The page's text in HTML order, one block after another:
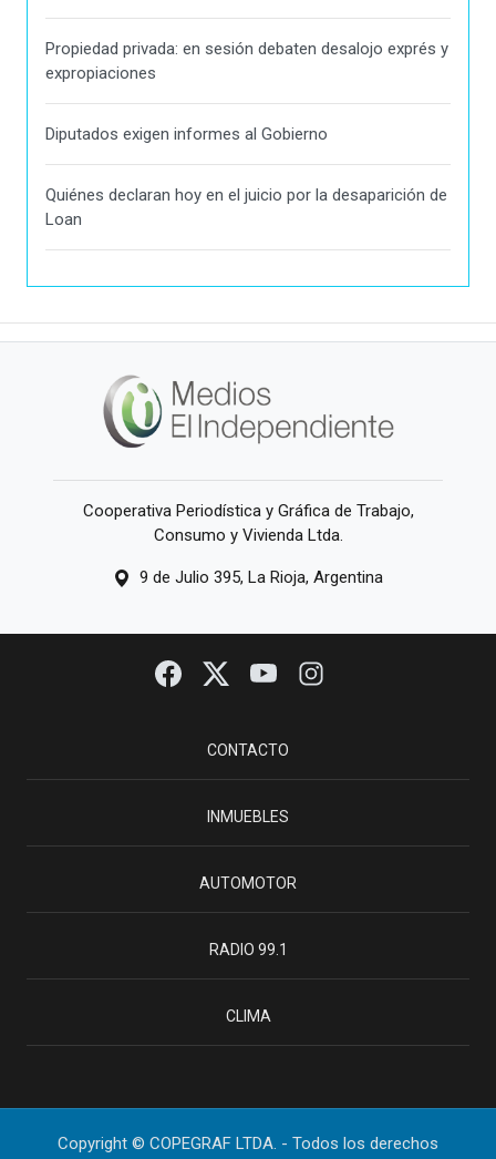
Propiedad privada: en sesión debaten desalojo exprés y
expropiaciones
Diputados exigen informes al Gobierno
Quiénes declaran hoy en el juicio por la desaparición de
Loan
Cooperativa Periodística y Gráfica de Trabajo,
Consumo y Vivienda Ltda.
9 de Julio 395, La Rioja, Argentina
CONTACTO
INMUEBLES
AUTOMOTOR
RADIO 99.1
CLIMA
Copyright © COPEGRAF LTDA. - Todos los derechos